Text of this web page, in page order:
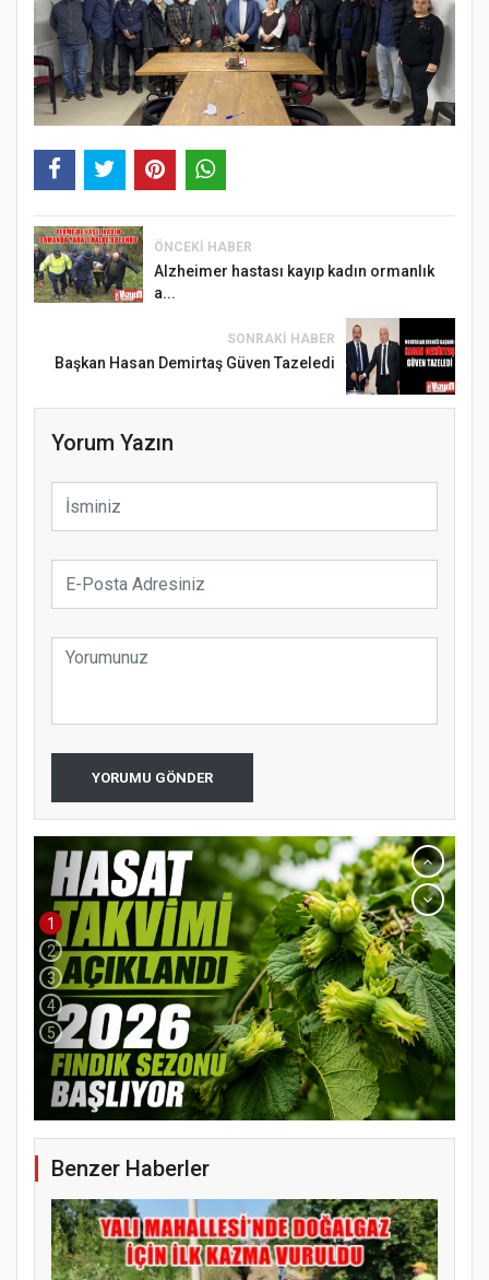
ÖNCEKI HABER
Alzheimer hastası kayıp kadın ormanlık
a...
SONRAKI HABER
Başkan Hasan Demirtaş Güven Tazeledi
Yorum Yazın
YORUMU GÖNDER
1
2
3
4
5
Benzer Haberler